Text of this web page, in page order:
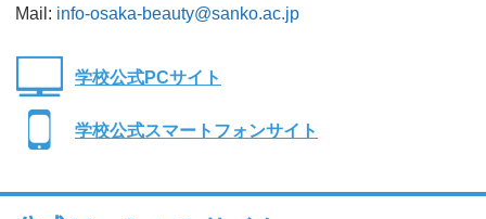
Mail: info-osaka-beauty@sanko.ac.jp
学校公式PCサイト
学校公式スマートフォンサイト